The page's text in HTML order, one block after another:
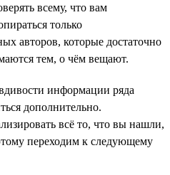
всему, что вам
только
авторов, которые достаточно
тем, о чём вещают.
информации ряда
дополнительно.
всё то, что вы нашли,
переходим к следующему